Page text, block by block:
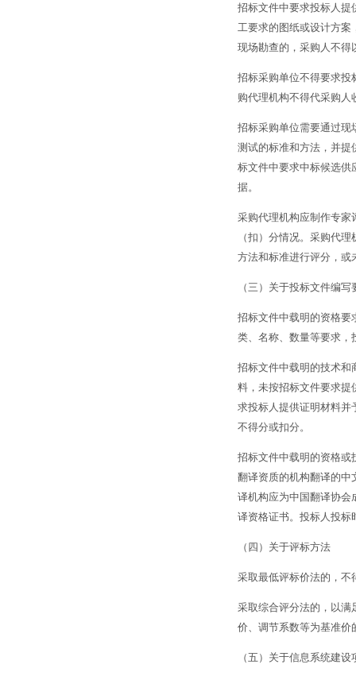
招标文件中要求投标人提
工要求的图纸或设计方案
现场勘查的，采购人不得
招标采购单位不得要求投
购代理机构不得代采购
招标采购单位需要通过现
测试的标准和方法，并提
标文件中要求中标候选供
据。
采购代理机构应制作专家
（扣）分情况。采购代
方法和标准进行评分，或
（三）关于投标文件编写
招标文件中载明的资格要
类、名称、数量等要求，
招标文件中载明的技术和
料， 未按招标文件要求提
求投标人提供证明材料并
不得分或扣分。
招标文件中载明的资格或
翻译资质的机构翻译的中
译机构应为中国翻译协会
译资格证书。投标人投标
（四）关于评标方法
采取最低评标价法的，不
采取综合评分法的，以满
价、调节系数等为基准价
（五）关于信息系统建设